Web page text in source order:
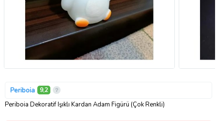
Periboia 9,2
Periboia Dekoratif Işıklı Kardan Adam Figürü (Çok Renkli)